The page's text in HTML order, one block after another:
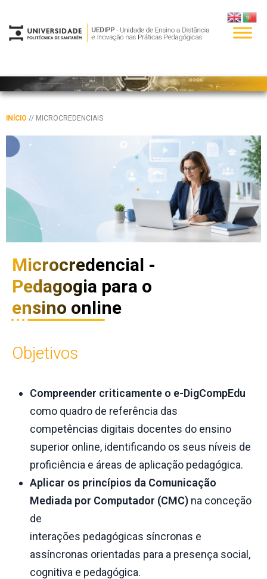
INÍCIO // MICROCREDENCIAIS
Microcredencial -
Pedagogia para o
ensino online
Objetivos
Compreender criticamente o e-DigCompEdu
como quadro de referência das
competências digitais docentes do ensino
superior online, identificando os seus níveis de
proficiência e áreas de aplicação pedagógica.
Aplicar os princípios da Comunicação
Mediada por Computador (CMC) na conceção
de
interações pedagógicas síncronas e
assíncronas orientadas para a presença social,
cognitiva e pedagógica.